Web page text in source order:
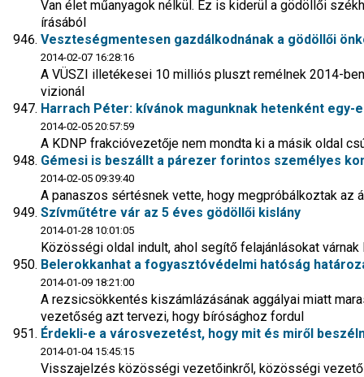
Van élet műanyagok nélkül. Ez is kiderül a gödöllői
írásából
Veszteségmentesen gazdálkodnának a gödöllői
2014-02-07 16:28:16
A VÜSZI illetékesei 10 milliós pluszt remélnek 2014-
vizionál
Harrach Péter: kívánok magunknak hetenként egy-
2014-02-05 20:57:59
A KDNP frakcióvezetője nem mondta ki a másik oldal
Gémesi is beszállt a párezer forintos személyes
2014-02-05 09:39:40
A panaszos sértésnek vette, hogy megpróbálkoztak
Szívműtétre vár az 5 éves gödöllői kislány
2014-01-28 10:01:05
Közösségi oldal indult, ahol segítő felajánlásokat
Belerokkanhat a fogyasztóvédelmi hatóság
2014-01-09 18:21:00
A rezsicsökkentés kiszámlázásának aggályai miatt
vezetőség azt tervezi, hogy bírósághoz fordul
Érdekli-e a városvezetést, hogy mit és miről
2014-01-04 15:45:15
Visszajelzés közösségi vezetőinkről, közösségi